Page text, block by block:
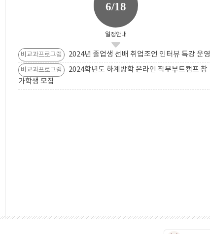
6/18
일정안내
비교과프로그램 2024년 졸업생 선배 취업조언 인터뷰 특강 운영
비교과프로그램
2024학년도 하계방학 온라인 직무부트캠프 참
가학생 모집